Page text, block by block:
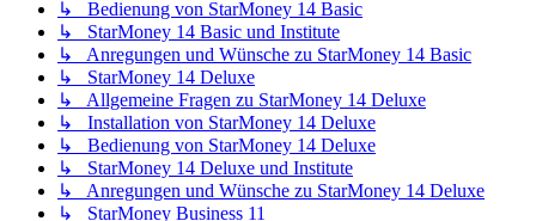
↳ Bedienung von StarMoney 14 Basic
↳ StarMoney 14 Basic und Institute
↳ Anregungen und Wünsche zu StarMoney 14 Basic
↳ StarMoney 14 Deluxe
↳ Allgemeine Fragen zu StarMoney 14 Deluxe
↳ Installation von StarMoney 14 Deluxe
↳ Bedienung von StarMoney 14 Deluxe
↳ StarMoney 14 Deluxe und Institute
↳ Anregungen und Wünsche zu StarMoney 14 Deluxe
↳ StarMoney Business 11